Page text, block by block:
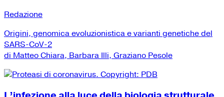
Redazione
Origini, genomica evoluzionistica e varianti genetiche del
SARS-CoV-2
di Matteo Chiara, Barbara Illi, Graziano Pesole